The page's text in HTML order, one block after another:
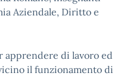
Aziendale, Diritto e
apprendere di lavoro ed
il funzionamento di